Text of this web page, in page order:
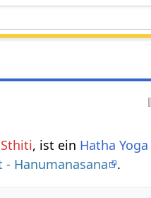
, ist ein Hatha Yoga
- Hanumanasana .